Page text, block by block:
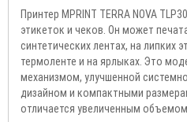
Принтер MPRINT TERRA NOVA
этикеток и чеков. Он может
синтетических лентах, на липких
термоленте и на ярлыках. Это
механизмом, улучшенной
дизайном и компактными
отличается увеличенным